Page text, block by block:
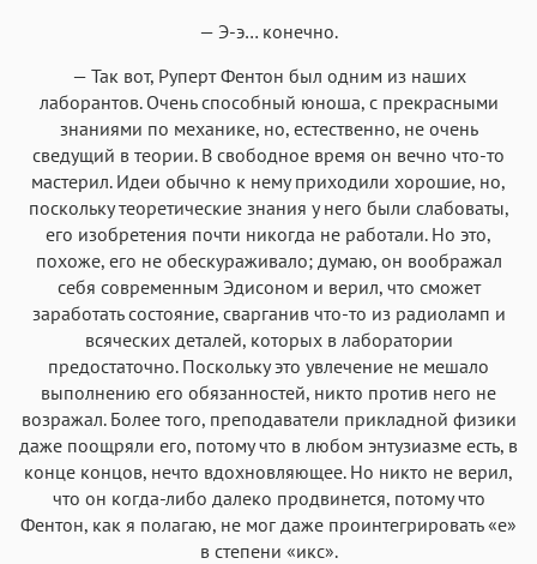
— Э-э… конечно.
— Так вот, Руперт Фентон был одним из наших
лаборантов. Очень способный юноша, с прекрасными
знаниями по механике, но, естественно, не очень
сведущий в теории. В свободное время он вечно что-то
мастерил. Идеи обычно к нему приходили хорошие, но,
поскольку теоретические знания у него были слабоваты,
его изобретения почти никогда не работали. Но это,
похоже, его не обескураживало; думаю, он воображал
себя современным Эдисоном и верил, что сможет
заработать состояние, сварганив что-то из радиоламп и
всяческих деталей, которых в лаборатории
предостаточно. Поскольку это увлечение не мешало
выполнению его обязанностей, никто против него не
возражал. Более того, преподаватели прикладной физики
даже поощряли его, потому что в любом энтузиазме есть, в
конце концов, нечто вдохновляющее. Но никто не верил,
что он когда-либо далеко продвинется, потому что
Фентон, как я полагаю, не мог даже проинтегрировать «е»
в степени «икс».